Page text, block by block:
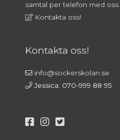
samtal per telefon med oss.
Kontakta oss!
Kontakta oss!
info@sockerskolan.se
Jessica: 070-999 88 95